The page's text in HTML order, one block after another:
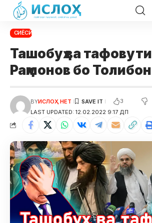
СИЁСӢ
Ташобуҳ ва тафовути
Раҳмонов бо Толибон
LAST UPDATED: 12.02.2022 9:17 ДП
BYИСЛОҲ НЕТ 3